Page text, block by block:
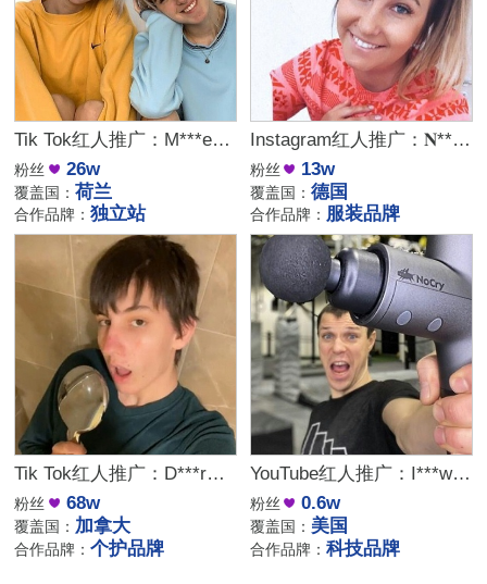
Tik Tok红人推广：M***e｜荷兰 时尚
粉丝 26w
覆盖国：荷兰
合作品牌：独立站
Instagram红人推广：𝐍***𝐚｜德国 生活
粉丝 13w
覆盖国：德国
合作品牌： 服装品牌
Tik Tok红人推广：D***r｜加拿大 生活
粉丝 68w
覆盖国： 加拿大
合作品牌：个护品牌
YouTube红人推广：I***w｜美国 生活
粉丝 0.6w
覆盖国： 美国
合作品牌：科技品牌